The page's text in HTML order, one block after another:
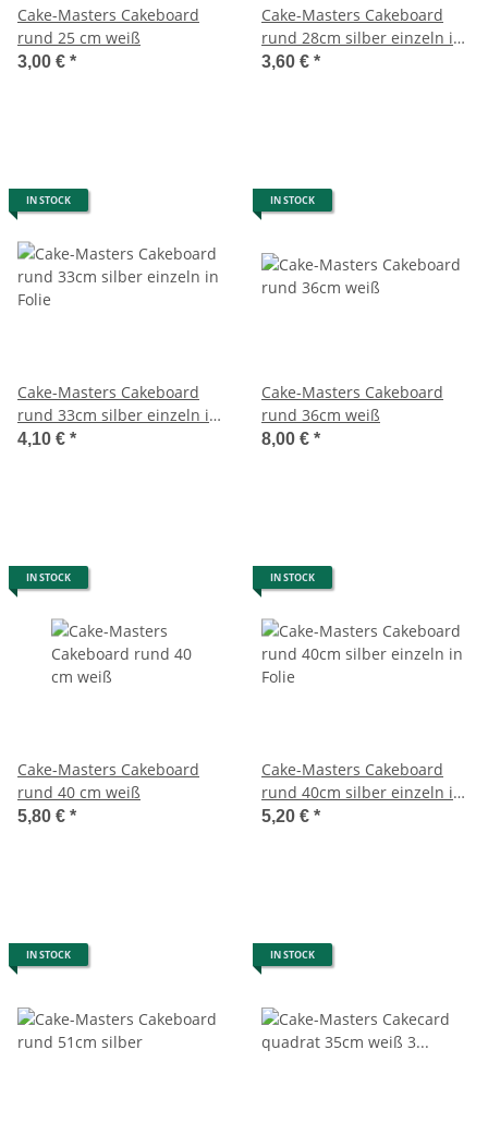
Cake-Masters Cakeboard
rund 25 cm weiß
3,00 € *
Cake-Masters Cakeboard
rund 28cm silber einzeln in
Folie
3,60 € *
IN STOCK
Cake-Masters Cakeboard
rund 33cm silber einzeln in
Folie
4,10 € *
IN STOCK
Cake-Masters Cakeboard
rund 36cm weiß
8,00 € *
IN STOCK
Cake-Masters Cakeboard
rund 40 cm weiß
5,80 € *
IN STOCK
Cake-Masters Cakeboard
rund 40cm silber einzeln in
Folie
5,20 € *
IN STOCK IN STOCK